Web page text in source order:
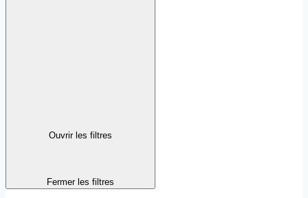
Ouvrir les filtres
Fermer les filtres